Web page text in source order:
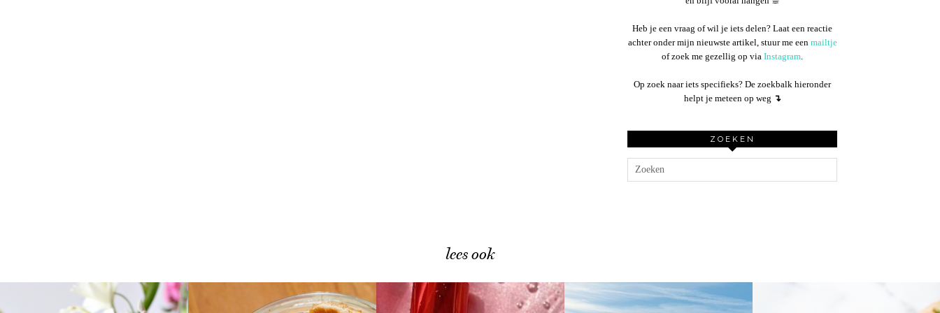
Heb je een vraag of wil je iets delen? Laat een reactie
achter onder mijn nieuwste artikel, stuur me een mailtje
of zoek me gezellig op via Instagram.
Op zoek naar iets specifieks? De zoekbalk hieronder
helpt je meteen op weg ↴
ZOEKEN
lees ook